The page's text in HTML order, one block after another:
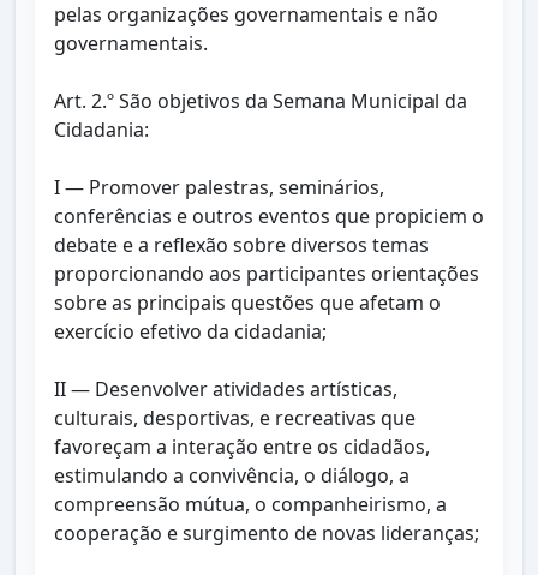
pelas organizações governamentais e não
governamentais.
Art. 2.º São objetivos da Semana Municipal da
Cidadania:
I — Promover palestras, seminários,
conferências e outros eventos que propiciem o
debate e a reflexão sobre diversos temas
proporcionando aos participantes orientações
sobre as principais questões que afetam o
exercício efetivo da cidadania;
II — Desenvolver atividades artísticas,
culturais, desportivas, e recreativas que
favoreçam a interação entre os cidadãos,
estimulando a convivência, o diálogo, a
compreensão mútua, o companheirismo, a
cooperação e surgimento de novas lideranças;